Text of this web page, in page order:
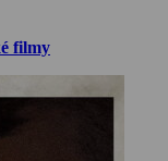
filmy